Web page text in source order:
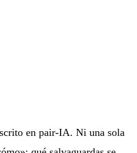
en pair-IA. Ni una sola